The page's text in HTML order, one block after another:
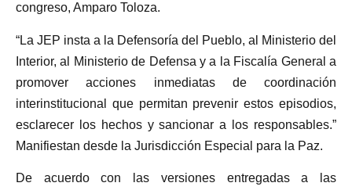
congreso, Amparo Toloza.
“La JEP insta a la Defensoría del Pueblo, al Ministerio del
Interior, al Ministerio de Defensa y a la Fiscalía General a
promover acciones inmediatas de coordinación
interinstitucional que permitan prevenir estos episodios,
esclarecer los hechos y sancionar a los responsables.”
Manifiestan desde la Jurisdicción Especial para la Paz.
De acuerdo con las versiones entregadas a las